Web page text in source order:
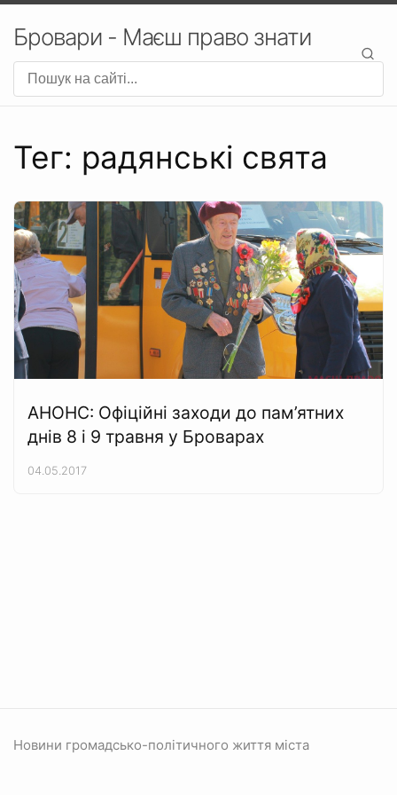
Бровари - Маєш право знати
Тег: радянські свята
АНОНС: Офіційні заходи до пам’ятних
днів 8 і 9 травня у Броварах
04.05.2017
Новини громадсько-політичного життя міста